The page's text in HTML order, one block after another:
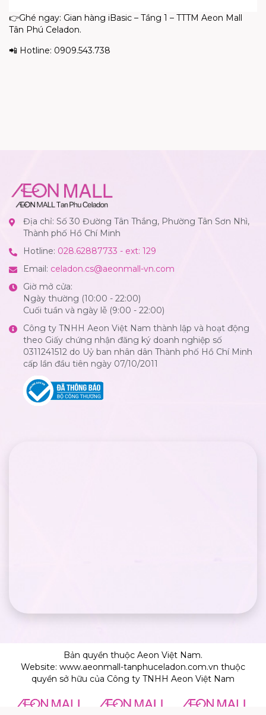
👉Ghé ngay: Gian hàng iBasic – Tầng 1 – TTTM Aeon Mall
Tân Phú Celadon.
📲 Hotline: 0909.543.738
Địa chỉ: Số 30 Đường Tân Thắng, Phường Tân Sơn Nhì,
Thành phố Hồ Chí Minh
Hotline: 028.62887733 - ext: 129
Email: celadon.cs@aeonmall-vn.com
Giờ mở cửa:
Ngày thường (10:00 - 22:00)
Cuối tuần và ngày lễ (9:00 - 22:00)
Công ty TNHH Aeon Việt Nam thành lập và hoạt động
theo Giấy chứng nhận đăng ký doanh nghiệp số
0311241512 do Uỷ ban nhân dân Thành phố Hồ Chí Minh
cấp lần đầu tiên ngày 07/10/2011
Bản quyền thuộc Aeon Việt Nam.
Website: www.aeonmall-tanphuceladon.com.vn thuộc
quyền sở hữu của Công ty TNHH Aeon Việt Nam